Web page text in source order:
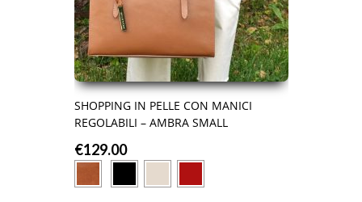
SHOPPING IN PELLE CON MANICI
REGOLABILI – AMBRA SMALL
€129.00